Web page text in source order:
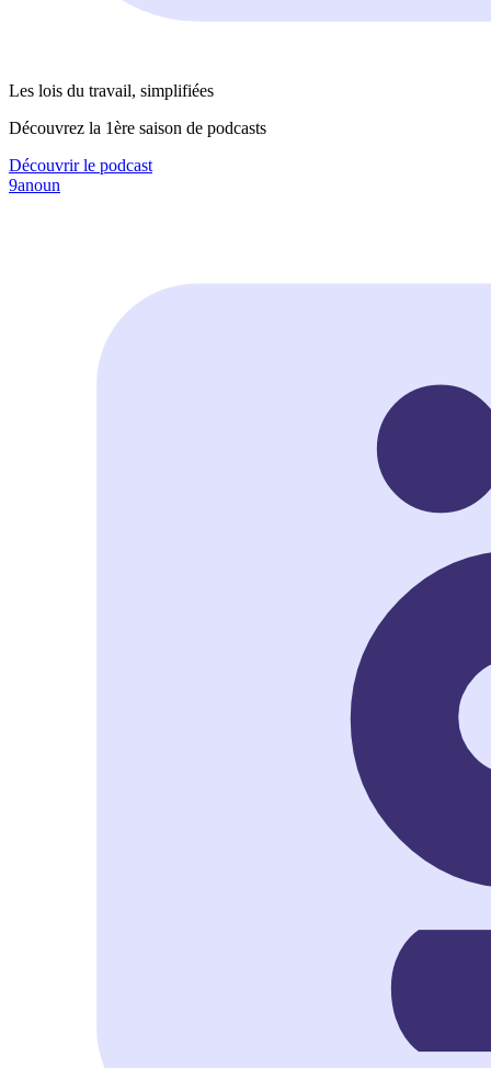
Les lois du travail, simplifiées
Découvrez la 1ère saison de podcasts
Découvrir le podcast
9anoun